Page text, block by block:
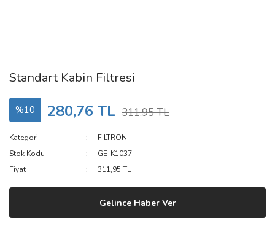
Standart Kabin Filtresi
%10 280,76 TL 311,95 TL
Kategori
FILTRON
Stok Kodu
GE-K1037
Fiyat
311,95 TL
Gelince Haber Ver